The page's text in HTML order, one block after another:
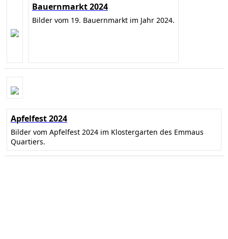
Bauernmarkt 2024
Bilder vom 19. Bauernmarkt im Jahr 2024.
Apfelfest 2024
Bilder vom Apfelfest 2024 im Klostergarten des Emmaus
Quartiers.